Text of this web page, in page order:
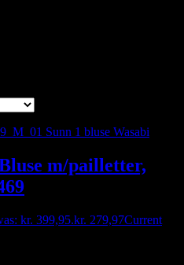
m/pailletter,
kr. 399,95.kr. 279,97Current